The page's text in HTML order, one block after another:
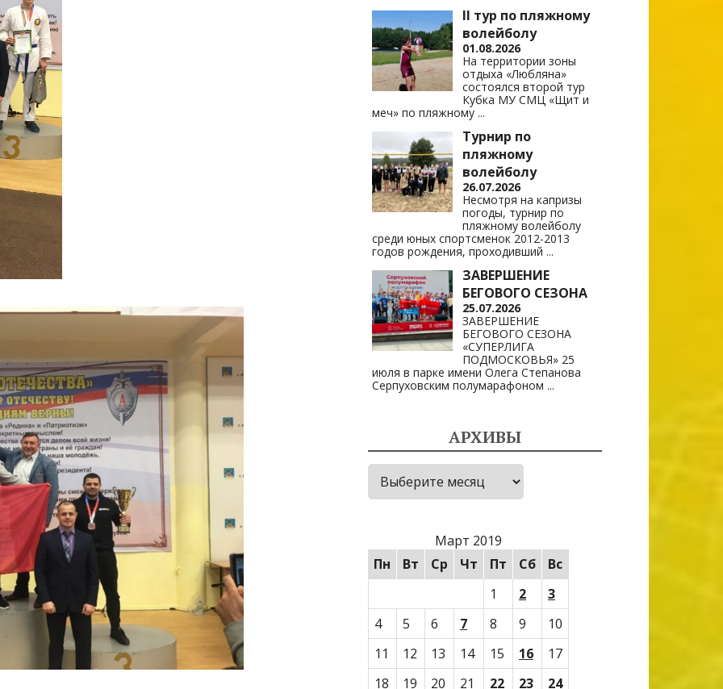
II тур по пляжному
волейболу
01.08.2026
На территории зоны
отдыха «Любляна»
состоялся второй тур
Кубка МУ СМЦ «Щит и
меч» по пляжному ...
Турнир по
пляжному
волейболу
26.07.2026
Несмотря на капризы
погоды, турнир по
пляжному волейболу
среди юных спортсменок 2012-2013
годов рождения, проходивший ...
ЗАВЕРШЕНИЕ
БЕГОВОГО СЕЗОНА
25.07.2026
ЗАВЕРШЕНИЕ
БЕГОВОГО СЕЗОНА
«СУПЕРЛИГА
ПОДМОСКОВЬЯ» 25
июля в парке имени Олега Степанова
Серпуховским полумарафоном ...
АРХИВЫ
Архивы
Март 2019
Пн
Вт Ср Чт Пт Сб
Вс
1
2
3
4
5 6 7 8 9
10
11
12 13 14 15 16
17
18
19 20 21 22 23
24